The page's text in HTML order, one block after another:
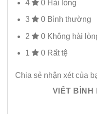
4 0 Hài lòng
3 0 Bình thường
2 0 Không hài
1 0 Rất tệ
Chia sẻ nhận xét của
VIẾT BÌNH